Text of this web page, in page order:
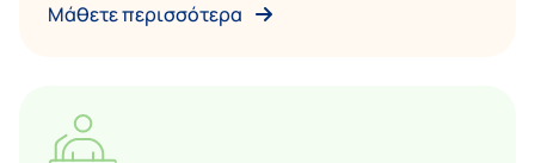
Μάθετε περισσότερα